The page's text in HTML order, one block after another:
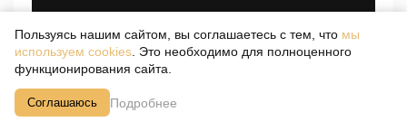
Пользуясь нашим сайтом, вы соглашаетесь с тем, что мы
используем cookies . Это необходимо для полноценного
функционирования сайта.
Соглашаюсь Подробнее